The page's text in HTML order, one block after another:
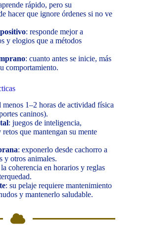
rápido, pero su
hacer que ignore órdenes si no ve
: responde mejor a
y elogios que a métodos
: cuanto antes se inicie, más
comportamiento.
menos 1–2 horas de actividad física
caninos).
: juegos de inteligencia,
que mantengan su mente
: exponerlo desde cachorro a
y otros animales.
la coherencia en horarios y reglas
: su pelaje requiere mantenimiento
y mantenerlo saludable.